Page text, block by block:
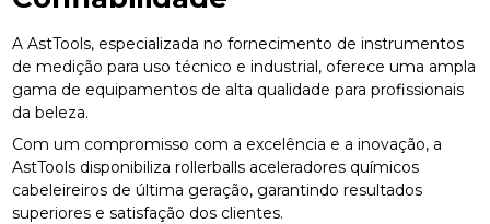
A AstTools, especializada no fornecimento de instrumentos
de medição para uso técnico e industrial, oferece uma ampla
gama de equipamentos de alta qualidade para profissionais
da beleza.
Com um compromisso com a excelência e a inovação, a
AstTools disponibiliza rollerballs aceleradores químicos
cabeleireiros de última geração, garantindo resultados
superiores e satisfação dos clientes.